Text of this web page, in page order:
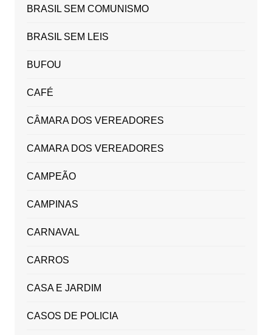
BRASIL SEM COMUNISMO
BRASIL SEM LEIS
BUFOU
CAFÉ
CÂMARA DOS VEREADORES
CAMARA DOS VEREADORES
CAMPEÃO
CAMPINAS
CARNAVAL
CARROS
CASA E JARDIM
CASOS DE POLICIA